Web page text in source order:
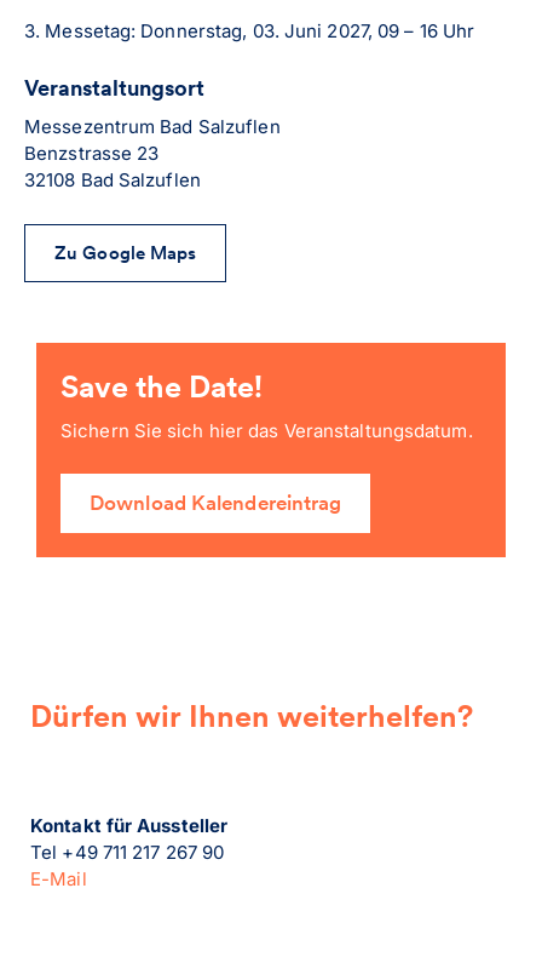
3. Messetag: Donnerstag, 03. Juni 2027, 09 – 16 Uhr
Veranstaltungsort
Messezentrum Bad Salzuflen
Benzstrasse 23
32108 Bad Salzuflen
Zu Google Maps
Save the Date!
Sichern Sie sich hier das Veranstaltungsdatum.
Download Kalendereintrag
Dürfen wir Ihnen weiterhelfen?
Kontakt für Aussteller
Tel +49 711 217 267 90
E-Mail